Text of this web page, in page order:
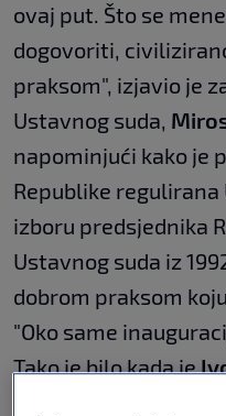
ovaj put. Što se
dogovoriti,
praksom", izjavio je
Ustavnog suda,
napominjući kako je
Republike
izboru predsjednika
Ustavnog suda iz
dobrom praksom
"Oko same
Tako je bilo kada je